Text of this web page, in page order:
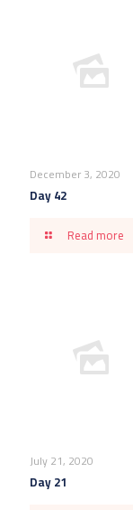
December 3, 2020
Day 42
Read more
July 21, 2020
Day 21